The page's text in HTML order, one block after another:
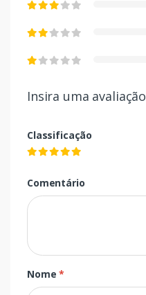
Insira uma avaliação
Classificação
Comentário
Nome*